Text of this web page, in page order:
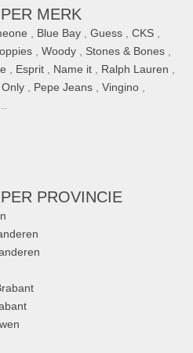
MERK
Blue Bay Guess CKS
Woody Stones & Bones
Esprit Name it Ralph Lauren
Only Pepe Jeans Vingino
PER PROVINCIE